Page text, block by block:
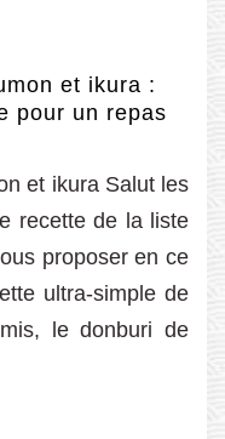
et ikura :
pour un repas
et ikura Salut les
recette de la liste
proposer en ce
ultra-simple de
le donburi de